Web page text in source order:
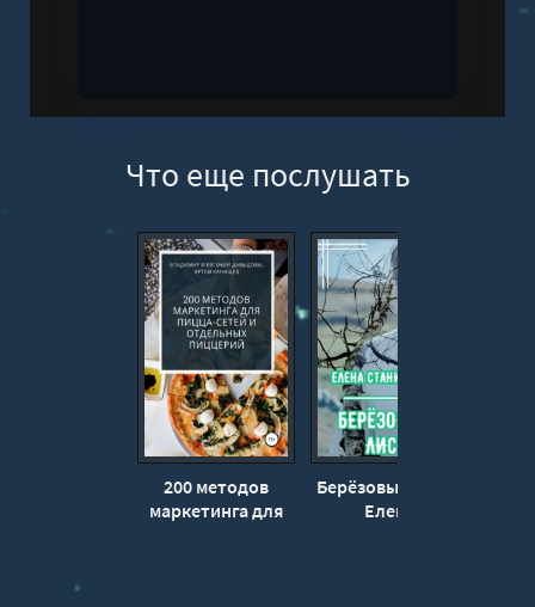
Что еще послушать
200 методов
маркетинга для
Берёзовый лист -
Елена